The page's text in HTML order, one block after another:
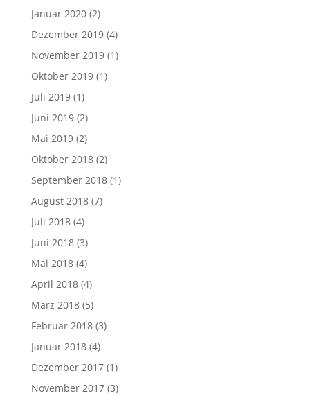
Januar 2020(2)
Dezember 2019(4)
November 2019(1)
Oktober 2019(1)
Juli 2019(1)
Juni 2019(2)
Mai 2019(2)
Oktober 2018(2)
September 2018(1)
August 2018(7)
Juli 2018(4)
Juni 2018(3)
Mai 2018(4)
April 2018(4)
März 2018(5)
Februar 2018(3)
Januar 2018(4)
Dezember 2017(1)
November 2017(3)